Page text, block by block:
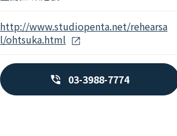
http://www.studiopenta.net/rehearsa
l/ohtsuka.html
03-3988-7774